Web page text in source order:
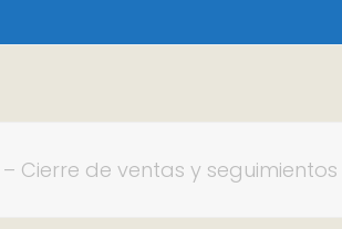
– Cierre de ventas y